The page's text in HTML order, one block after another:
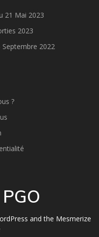
21 Mai 2023
2023
2022
?
and the Mesmerize